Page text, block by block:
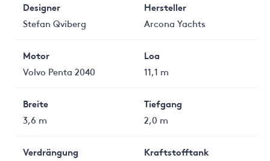
Designer
Stefan Qviberg
Hersteller
Arcona Yachts
Motor
Volvo Penta 2040
Loa
11,1 m
Breite
3,6 m
Tiefgang
2,0 m
Verdrängung
Kraftstofftank